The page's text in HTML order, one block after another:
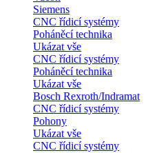
Siemens
CNC řídicí systémy
Poháněcí technika
Ukázat vše
CNC řídicí systémy
Poháněcí technika
Ukázat vše
Bosch Rexroth/Indramat
CNC řídicí systémy
Pohony
Ukázat vše
CNC řídicí systémy